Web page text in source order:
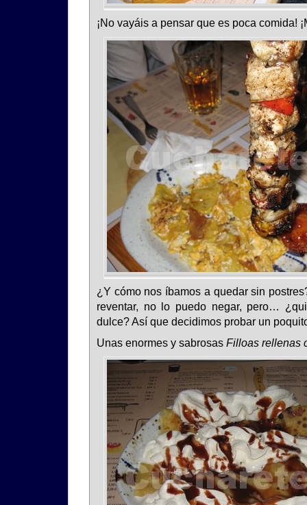
¡No vayáis a pensar que es poca comida!
¿Y cómo nos íbamos a quedar sin
reventar, no lo puedo negar, pero…
dulce? Así que decidimos probar un
Unas enormes y sabrosas Filloas rellenas